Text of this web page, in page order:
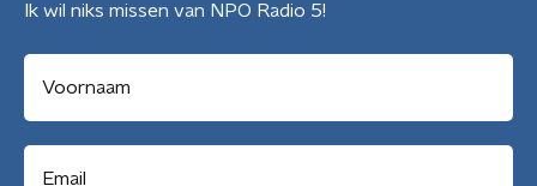
Ik wil niks missen van NPO Radio 5!